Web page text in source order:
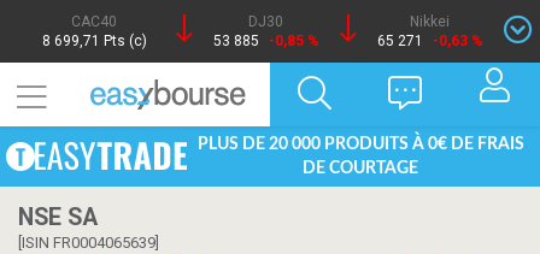
CAC40
8 699,71 Pts (c)
DJ30
53 885
-0,85 %
Nikkei
65 271
-0,63 %
PLUS DE 20 000 PRODUITS À 0€ DE FRAIS
DE COURTAGE
NSE SA
[ISIN FR0004065639]